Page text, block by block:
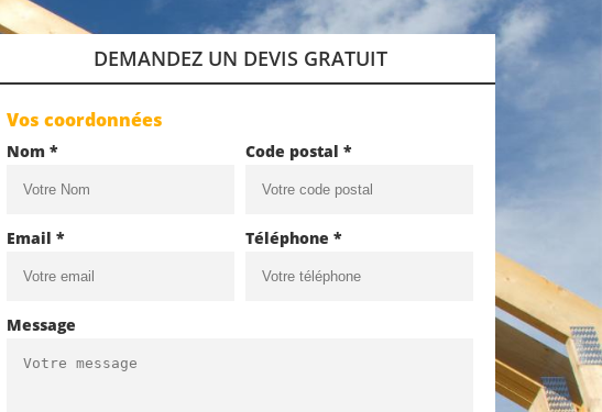
DEMANDEZ UN DEVIS GRATUIT
Vos coordonnées
Nom * Code postal *
Email * Téléphone *
Message